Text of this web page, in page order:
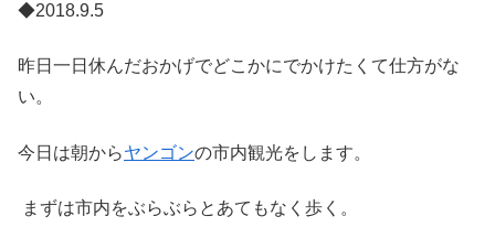
◆2018.9.5
昨日一日休んだおかげでどこかにでかけたくて仕方がな
い。
今日は朝からヤンゴンの市内観光をします。
まずは市内をぶらぶらとあてもなく歩く。